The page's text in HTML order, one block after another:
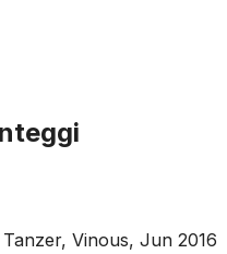
Vinous, Jun 2016